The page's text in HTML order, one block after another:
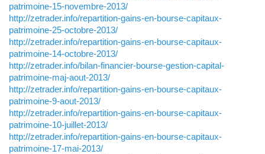
patrimoine-15-novembre-2013/
http://zetrader.info/repartition-gains-en-bourse-capitaux-
patrimoine-25-octobre-2013/
http://zetrader.info/repartition-gains-en-bourse-capitaux-
patrimoine-14-octobre-2013/
http://zetrader.info/bilan-financier-bourse-gestion-capital-
patrimoine-maj-aout-2013/
http://zetrader.info/repartition-gains-en-bourse-capitaux-
patrimoine-9-aout-2013/
http://zetrader.info/repartition-gains-en-bourse-capitaux-
patrimoine-10-juillet-2013/
http://zetrader.info/repartition-gains-en-bourse-capitaux-
patrimoine-17-mai-2013/